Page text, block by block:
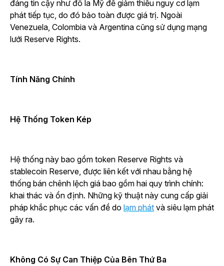
đáng tin cậy như đô la Mỹ để giảm thiểu nguy cơ lạm
phát tiếp tục, do đó bảo toàn được giá trị. Ngoài
Venezuela, Colombia và Argentina cũng sử dụng mạng
lưới Reserve Rights.
Tính Năng Chính
Hệ Thống Token Kép
Hệ thống này bao gồm token Reserve Rights và
stablecoin Reserve, được liên kết với nhau bằng hệ
thống bán chênh lệch giá bao gồm hai quy trình chính:
khai thác và ổn định. Những kỹ thuật này cung cấp giải
pháp khắc phục các vấn đề do lạm phát và siêu lạm phát
gây ra.
Không Có Sự Can Thiệp Của Bên Thứ Ba